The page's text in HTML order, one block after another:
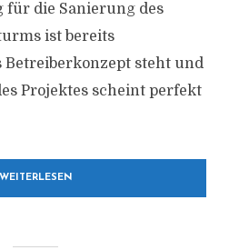
für die Sanierung des
ist bereits
Betreiberkonzept steht und
Projektes scheint perfekt
WEITERLESEN